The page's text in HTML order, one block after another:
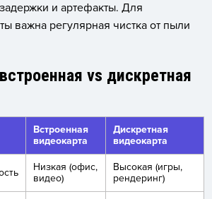
и артефакты. Для
важна регулярная чистка от пыли
vs дискретная
Встроенная
видеокарта
Дискретная
видеокарта
Низкая (офис,
видео)
Высокая (игры,
рендеринг)